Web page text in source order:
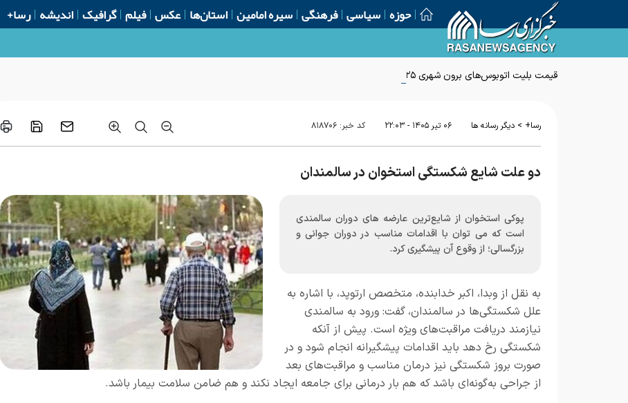
حوزه سیاسی فرهنگی سیره امامین استان‌ها عکس فیلم گرافیک اندیشه رسا+
قیمت بلیت اتوبوس‌های برون شهری ۲۵ درصد افزایش یافت
رسا+ > دیگر رسانه ها ۰۶ تير ۱۴۰۵ - ۲۲:۰۳ کد خبر: ۸۱۸۷۰۶
دو علت شایع شکستگی استخوان در سالمندان
پوکی استخوان از شایع‌ترین عارضه های دوران سالمندی
است که می توان با اقدامات مناسب در دوران جوانی و
بزرگسالی؛ از وقوع آن پیشگیری کرد.
به نقل از وبدا، اکبر خدابنده، متخصص ارتوپد، با اشاره به
علل شکستگی‌ها در سالمندان، گفت: ورود به سالمندی
نیازمند دریافت مراقبت‌های ویژه است. پیش از آنکه
شکستگی رخ دهد باید اقدامات پیشگیرانه انجام شود و در
صورت بروز شکستگی نیز درمان مناسب و مراقبت‌های بعد
از جراحی به‌گونه‌ای باشد که هم بار درمانی برای جامعه ایجاد نکند و هم ضامن سلامت بیمار باشد.